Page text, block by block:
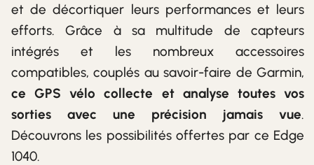
et de décortiquer leurs performances et leurs
efforts. Grâce à sa multitude de capteurs
intégrés et les nombreux accessoires
compatibles, couplés au savoir-faire de Garmin,
ce GPS vélo collecte et analyse toutes vos
sorties avec une précision jamais vue.
Découvrons les possibilités offertes par ce Edge
1040.